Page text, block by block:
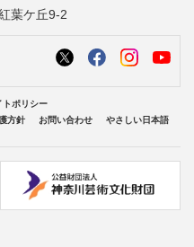
葉ケ丘9-2
トポリシー
方針 お問い合わせ やさしい日本語